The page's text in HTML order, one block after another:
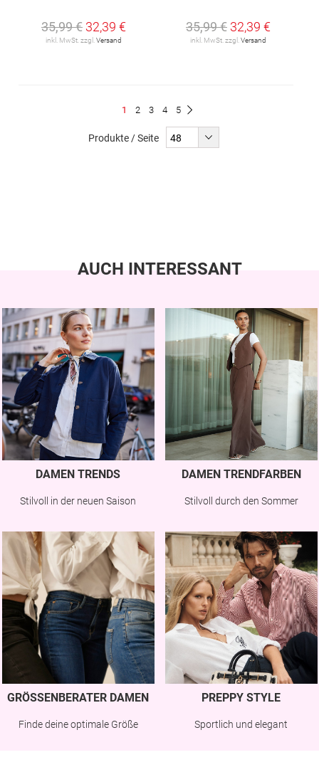
35,99 € 32,39 €
inkl. MwSt. zzgl. Versand
35,99 € 32,39 €
inkl. MwSt. zzgl. Versand
Du
1 Seite
2 Seite
3 Seite
4 Seite
5
Produkte / Seite
AUCH INTERESSANT
DAMEN TRENDS
Stilvoll in der neuen Saison
DAMEN TRENDFARBEN
Stilvoll durch den Sommer
GRÖSSENBERATER DAMEN
Finde deine optimale Größe
PREPPY STYLE
Sportlich und elegant